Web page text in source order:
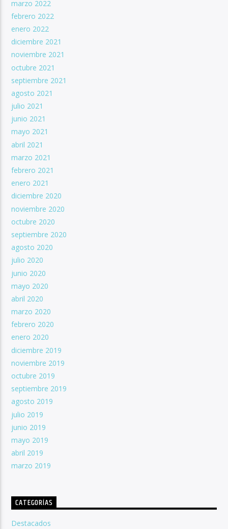
marzo 2022
febrero 2022
enero 2022
diciembre 2021
noviembre 2021
octubre 2021
septiembre 2021
agosto 2021
julio 2021
junio 2021
mayo 2021
abril 2021
marzo 2021
febrero 2021
enero 2021
diciembre 2020
noviembre 2020
octubre 2020
septiembre 2020
agosto 2020
julio 2020
junio 2020
mayo 2020
abril 2020
marzo 2020
febrero 2020
enero 2020
diciembre 2019
noviembre 2019
octubre 2019
septiembre 2019
agosto 2019
julio 2019
junio 2019
mayo 2019
abril 2019
marzo 2019
CATEGORÍAS
Destacados